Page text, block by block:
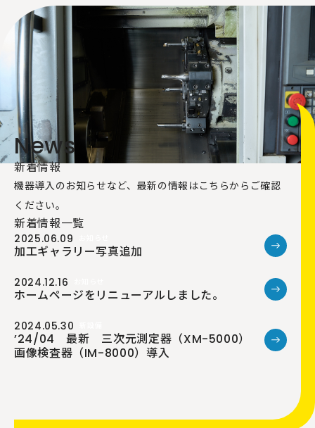
News
新着情報
機器導入のお知らせなど、最新の情報はこちらからご確認
ください。
新着情報一覧
2025.06.09
加工ギャラリー写真追加
2024.12.16
ホームページをリニューアルしました。
2024.05.30
’24/04 最新 三次元測定器（XM-5000）
画像検査器（IM-8000）導入